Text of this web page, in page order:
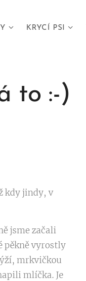
KRYCÍ PSI
to :-)
kdy jindy, v
jsme začali
pěkně vyrostly
mrkvičkou
mlíčka. Je